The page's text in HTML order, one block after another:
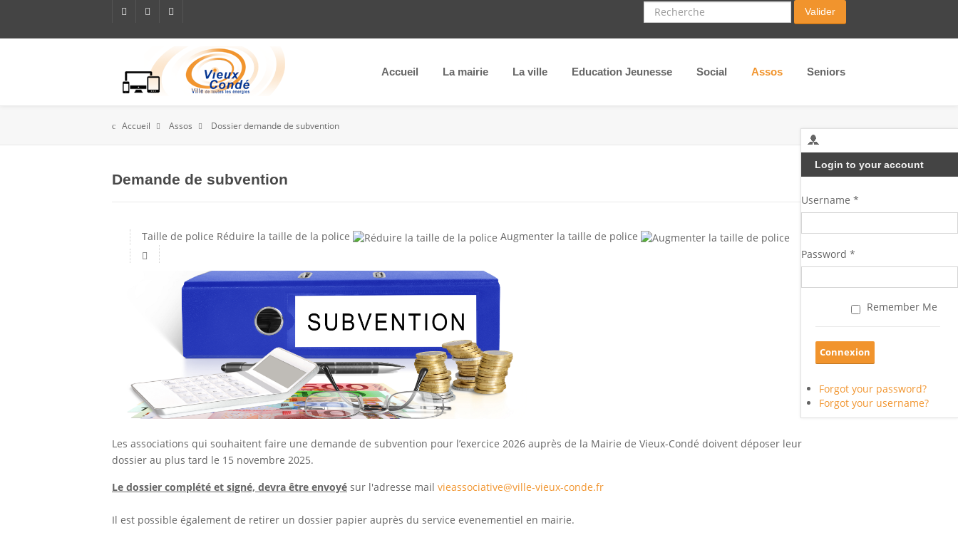
Recherche Valider
Accueil La mairie La ville Education Jeunesse Social Assos Seniors
Login to your account
Username *
Password *
Remember Me
Forgot your password?
Forgot your username?
Accueil Assos Dossier demande de subvention
Demande de subvention
Taille de police Réduire la taille de la police Augmenter la taille de police
Les associations qui souhaitent faire une demande de subvention pour l’exercice 2026 auprès de la Mairie de Vieux-Condé doivent déposer leur
dossier au plus tard le 15 novembre 2025.
Le dossier complété et signé, devra être envoyé sur l'adresse mail vieassociative@ville-vieux-conde.fr
Il est possible également de retirer un dossier papier auprès du service evenementiel en mairie.